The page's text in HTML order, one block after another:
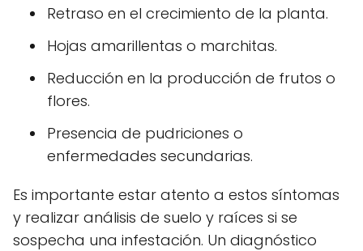
Retraso en el crecimiento de la planta.
Hojas amarillentas o marchitas.
Reducción en la producción de frutos o
flores.
Presencia de pudriciones o
enfermedades secundarias.
Es importante estar atento a estos síntomas
y realizar análisis de suelo y raíces si se
sospecha una infestación. Un diagnóstico